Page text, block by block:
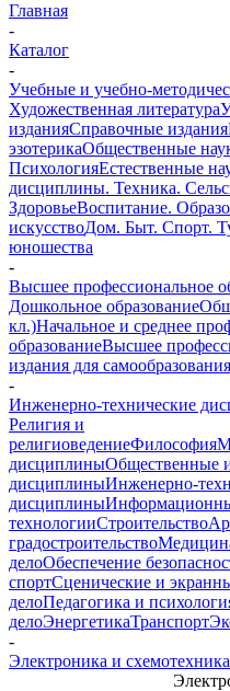
Главная
-
Каталог
-
Учебные и учебно-
Художественная литература
изданияСправочные издания
эзотерикаОбщественные
ПсихологияЕстественные
дисциплины. Техника.
ЗдоровьеВоспитание.
искусствоДом. Быт. Спорт.
юношества
-
Высшее профессиональное
Дошкольное образование
кл.)Начальное и среднее
образованиеВысшее
издания для самообразования
-
Инженерно-технические
Религия и
религиоведениеФилософия
дисциплиныОбщественные
дисциплиныИнженерно-
дисциплины
технологииСтроительство
градостроительство
делоОбеспечение
спортСценические и
делоПедагогика и
делоЭнергетикаТранспорт
-
Электроника и схемотехника